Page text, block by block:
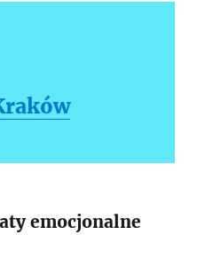
emocjonalne